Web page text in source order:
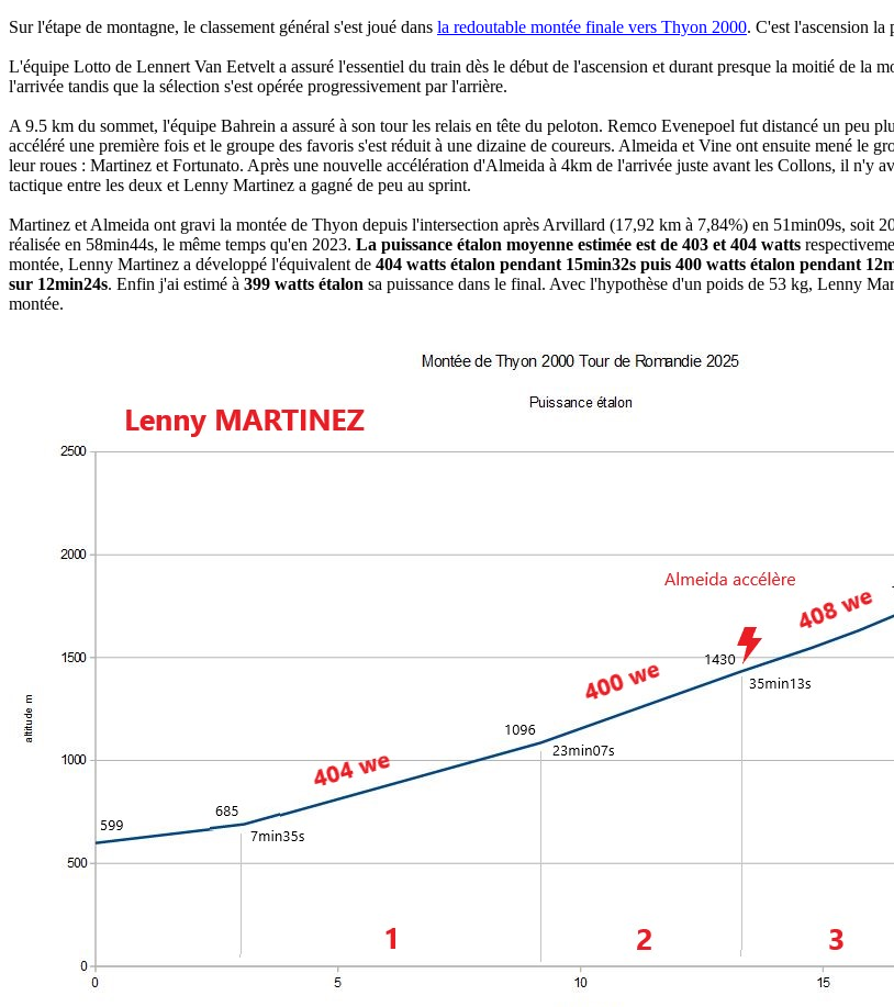
Sur l'étape de montagne, le classement général s'est joué dans la redoutable montée finale vers Thyon 2000. C'est l'ascension
L'équipe Lotto de Lennert Van Eetvelt a assuré l'essentiel du train dès le début de l'ascension et durant presque la moitié de la
l'arrivée tandis que la sélection s'est opérée progressivement par l'arrière.
A 9.5 km du sommet, l'équipe Bahrein a assuré à son tour les relais en tête du peloton. Remco Evenepoel fut distancé un peu
accéléré une première fois et le groupe des favoris s'est réduit à une dizaine de coureurs. Almeida et Vine ont ensuite mené le
leur roues : Martinez et Fortunato. Après une nouvelle accélération d'Almeida à 4km de l'arrivée juste avant les Collons, il n'y
tactique entre les deux et Lenny Martinez a gagné de peu au sprint.
Martinez et Almeida ont gravi la montée de Thyon depuis l'intersection après Arvillard (17,92 km à 7,84%) en 51min09s, soit
réalisée en 58min44s, le même temps qu'en 2023. La puissance étalon moyenne estimée est de 403 et 404 watts
montée, Lenny Martinez a développé l'équivalent de 404 watts étalon pendant 15min32s puis 400 watts étalon pendant
sur 12min24s. Enfin j'ai estimé à 399 watts étalon sa puissance dans le final. Avec l'hypothèse d'un poids de 53 kg, Lenny
montée.